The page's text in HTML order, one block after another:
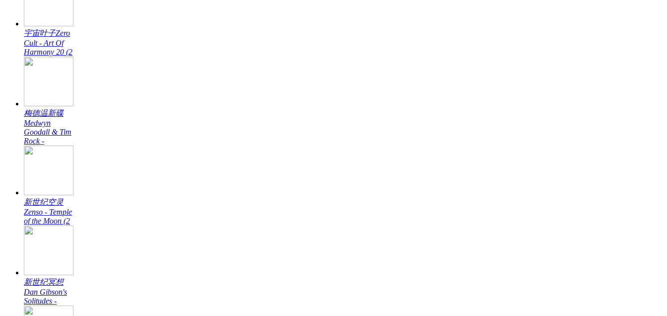
宇宙叶子Zero
Cult - Art Of
Harmony 20 (2
梅德温新碟
Medwyn
Goodall & Tim
Rock -
新世纪空灵
Zenso - Temple
of the Moon (2
新世纪冥想
Dan Gibson's
Solitudes -